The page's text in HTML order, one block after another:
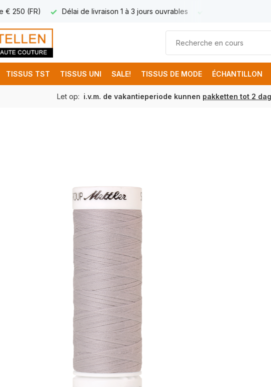
€ 250 (FR) Délai de livraison 1 à 3 jours ouvrables
TISSUS TST TISSUS UNI SALE! TISSUS DE MODE ÉCHANTILLON
Let op: i.v.m. de vakantieperiode kunnen pakketten tot 2